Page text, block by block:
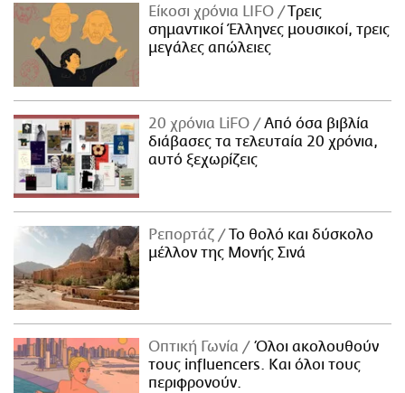
Είκοσι χρόνια LIFO
Tρεις
σημαντικοί Έλληνες μουσικοί, τρεις
μεγάλες απώλειες
20 χρόνια LiFO
Από όσα βιβλία
διάβασες τα τελευταία 20 χρόνια,
αυτό ξεχωρίζεις
Ρεπορτάζ
Το θολό και δύσκολο
μέλλον της Μονής Σινά
Οπτική Γωνία
Όλοι ακολουθούν
τους influencers. Και όλοι τους
περιφρονούν.